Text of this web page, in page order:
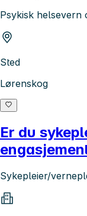
Psykisk helsevern
Sted
Lørenskog
Er du
Sykepleier/